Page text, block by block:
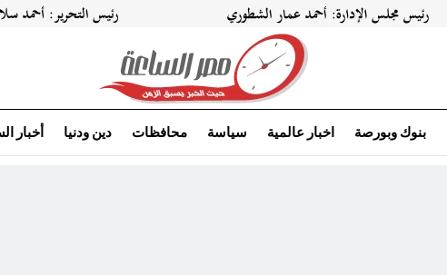
بنوك وبورصة اخبار عالمية سياسة محافظات دين ودنيا أخبار